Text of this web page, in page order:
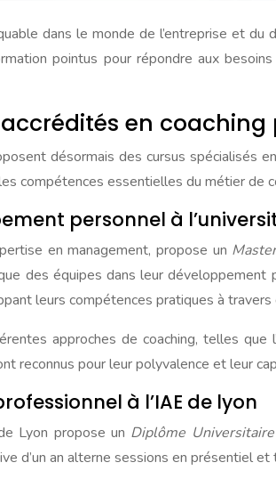
dans le monde de l’entreprise et
pointus pour répondre aux
en coaching
désormais des cursus spécialisés
compétences essentielles du métier de
personnel à
en management, propose un
des équipes dans leur
leurs compétences pratiques à
approches de coaching, telles que l’
reconnus pour leur polyvalence et leur
à l’IAE de lyon
Lyon propose un Diplôme
d’un an alterne sessions en présentiel